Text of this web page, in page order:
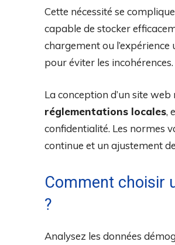
Cette nécessité se
capable de stocker
chargement ou
pour éviter les incohérences.
La conception d’un site
réglementations locales,
confidentialité. Les normes
continue et un ajustement
Comment choisir
?
Analysez les données